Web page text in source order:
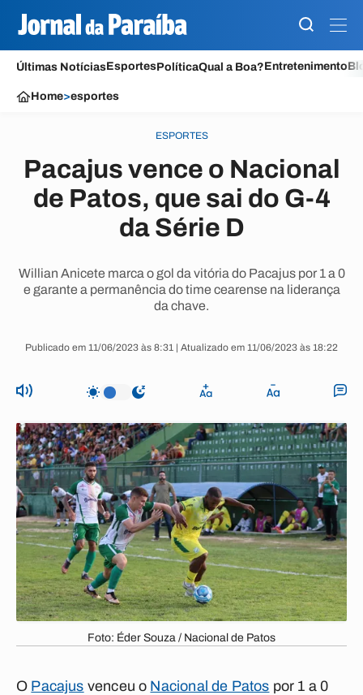
Últimas NotíciasEsportesPolíticaQual a Boa?Entretenimento
Home>esportes
ESPORTES
Pacajus vence o Nacional
de Patos, que sai do G-4
da Série D
Willian Anicete marca o gol da vitória do Pacajus por 1 a 0
e garante a permanência do time cearense na liderança
da chave.
Publicado em 11/06/2023 às 8:31 | Atualizado em 11/06/2023 às 18:22
Foto: Éder Souza / Nacional de Patos
O Pacajus venceu o Nacional de Patos por 1 a 0